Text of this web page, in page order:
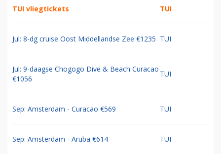
TUI vliegtickets TUI
Jul: 8-dg cruise Oost Middellandse Zee €1235 TUI
Jul: 9-daagse Chogogo Dive & Beach Curacao
€1056
TUI
Sep: Amsterdam - Curacao €569 TUI
Sep: Amsterdam - Aruba €614 TUI